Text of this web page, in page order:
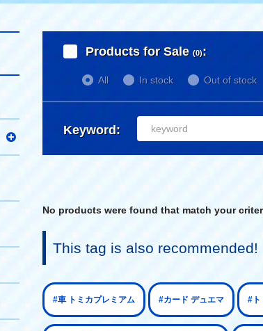
Products for Sale (0):
All In stock Out of stock
Keyword:
No products were found that match your
This tag is also recommended!
#車 トミカプレミアム #カード デュエマ #ト